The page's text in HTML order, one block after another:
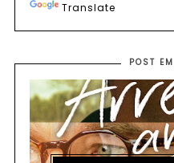
Translate
POST